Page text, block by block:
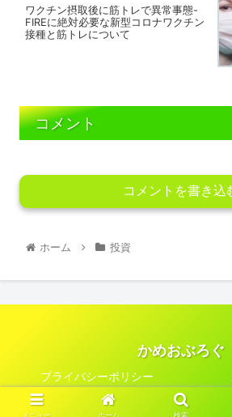
ワクチン摂取後に筋トレで異常事態-
FIREに絶対必要な新型コロナワクチン
接種と筋トレについて
コメント
コメントを書き込
ホーム 投資
かめおぶろぐ
プライバシーポリシー
© 2021 かめおぶろぐ.
メニュー ホーム 検索